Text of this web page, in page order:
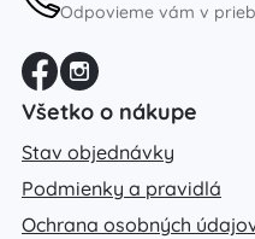
Odpovieme vám v
Všetko o nákupe
Stav objednávky
Podmienky a pravidlá
Ochrana osobných